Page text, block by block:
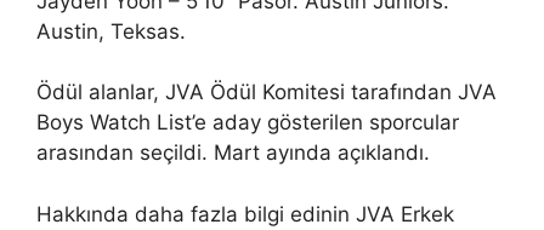
Austin, Teksas.
Ödül alanlar, JVA Ödül Komitesi tarafından JVA
Boys Watch List’e aday gösterilen sporcular
arasından seçildi. Mart ayında açıklandı.
Hakkında daha fazla bilgi edinin JVA Erkek